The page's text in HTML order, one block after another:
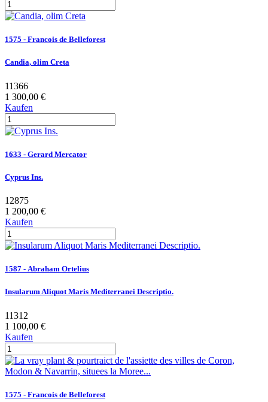
1575 - Francois de Belleforest
Candia, olim Creta
11366
1 300,00 €
Kaufen
1633 - Gerard Mercator
Cyprus Ins.
12875
1 200,00 €
Kaufen
1587 - Abraham Ortelius
Insularum Aliquot Maris Mediterranei Descriptio.
11312
1 100,00 €
Kaufen
1575 - Francois de Belleforest